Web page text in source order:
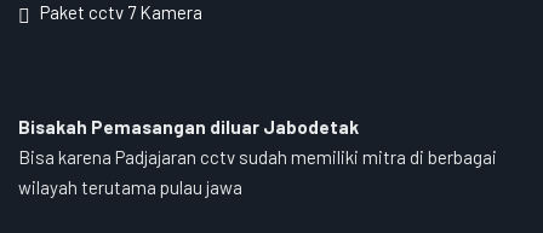
Paket cctv 7 Kamera
Bisakah Pemasangan diluar Jabodetak
Bisa karena Padjajaran cctv sudah memiliki mitra di berbagai
wilayah terutama pulau jawa